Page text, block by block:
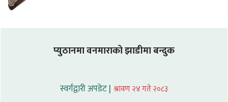
प्युठानमा वनमाराको झाडीमा बन्दुक
स्वर्गद्वारी अपडेट | श्रावण २४ गते २०८३